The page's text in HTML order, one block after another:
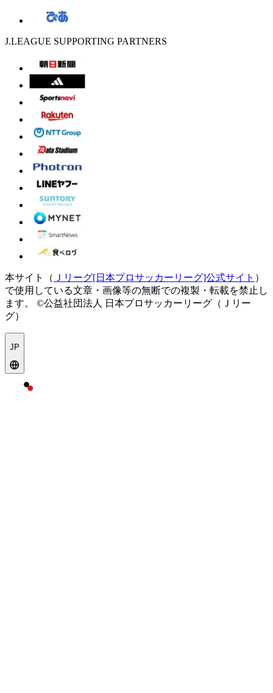
J.LEAGUE SUPPORTING PARTNERS
本サイト（ Ｊリーグ[日本プロサッカーリーグ]公式サイト ）
で使用している文章・画像等の無断での複製・転載を禁止し
ます。
©公益社団法人 日本プロサッカーリーグ（Ｊリー
グ）
JP